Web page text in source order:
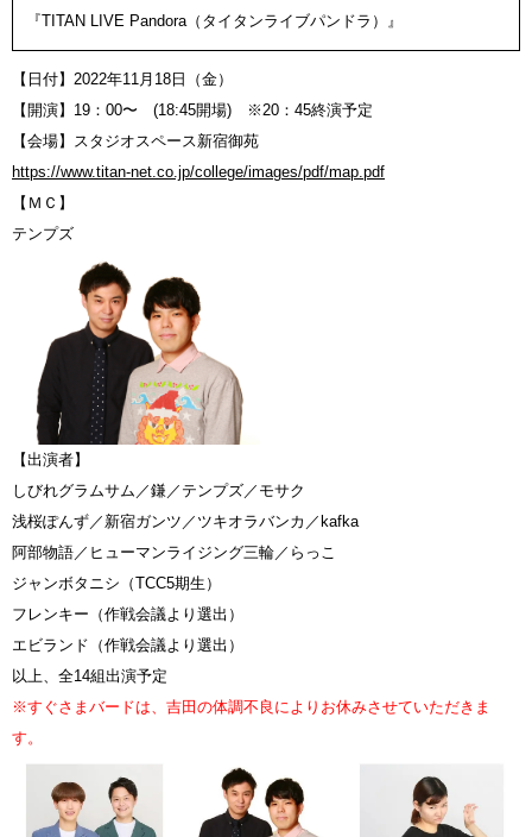
『TITAN LIVE Pandora（タイタンライブパンドラ）』
【日付】2022年11月18日（金）
【開演】19：00〜 (18:45開場) ※20：45終演予定
【会場】スタジオスペース新宿御苑
https://www.titan-net.co.jp/college/images/pdf/map.pdf
【ＭＣ】
テンプズ
【出演者】
しびれグラムサム／鎌／テンプズ／モサク
浅桜ぽんず／新宿ガンツ／ツキオラバンカ／kafka
阿部物語／ヒューマンライジング三輪／らっこ
ジャンボタニシ（TCC5期生）
フレンキー（作戦会議より選出）
エビランド（作戦会議より選出）
以上、全14組出演予定
※すぐさまバードは、吉田の体調不良によりお休みさせていただきま
す。